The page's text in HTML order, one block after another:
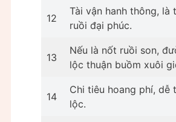
12
Tài vận hanh thông, là
ruồi đại phúc.
13
Nếu là nốt ruồi son,
lộc thuận buồm xuôi
14
Chi tiêu hoang phí, dễ
lộc.